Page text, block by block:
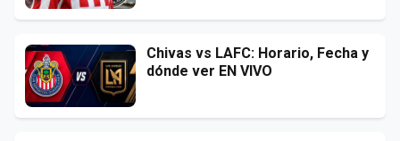
Chivas vs LAFC: Horario, Fecha y
dónde ver EN VIVO